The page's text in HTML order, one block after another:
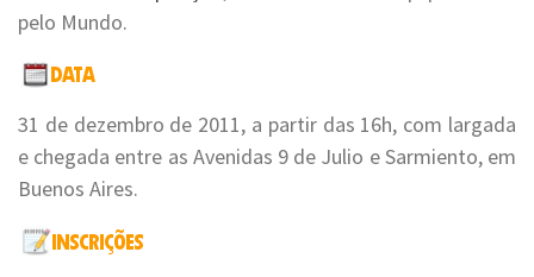
pelo Mundo.
31 de dezembro de 2011, a partir das 16h, com largada
e chegada entre as Avenidas 9 de Julio e Sarmiento, em
Buenos Aires.